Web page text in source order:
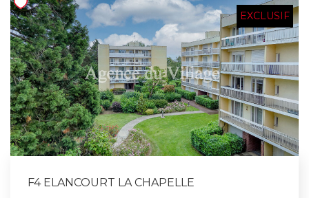
charges. Gare à proximité. IDEAL INVESTISSEUR.EXCLUSIF
F4 ELANCOURT LA CHAPELLE